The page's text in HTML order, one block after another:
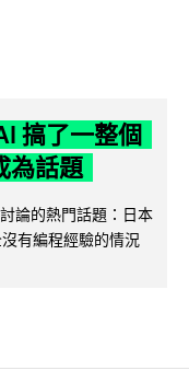
搞了一整個
為話題
論的熱門話題：日本
有編程經驗的情況